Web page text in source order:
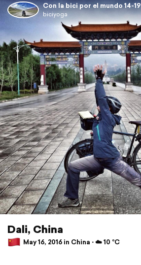
Con la bici por el mundo 14-19
biciyoga
Dali, China
May 16, 2016 in China ⋅ ☁️ 10 °C